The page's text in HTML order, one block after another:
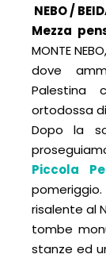
NEBO/
Mezza
MONTE
dove
Palestina
ortodossa di
Dopo la
Piccola
risalente al
tombe
stanze ed